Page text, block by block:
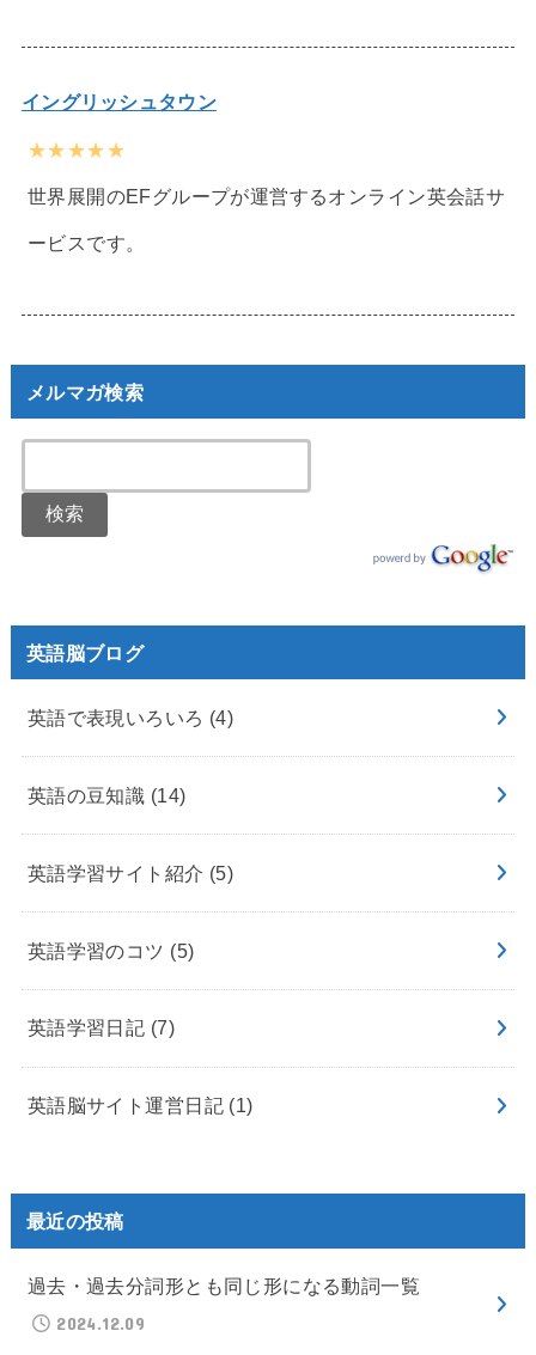
イングリッシュタウン
★★★★★
世界展開のEFグループが運営するオンライン英会話サ
ービスです。
メルマガ検索
英語脳ブログ
英語で表現いろいろ (4)
英語の豆知識 (14)
英語学習サイト紹介 (5)
英語学習のコツ (5)
英語学習日記 (7)
英語脳サイト運営日記 (1)
最近の投稿
過去・過去分詞形とも同じ形になる動詞一覧
2024.12.09